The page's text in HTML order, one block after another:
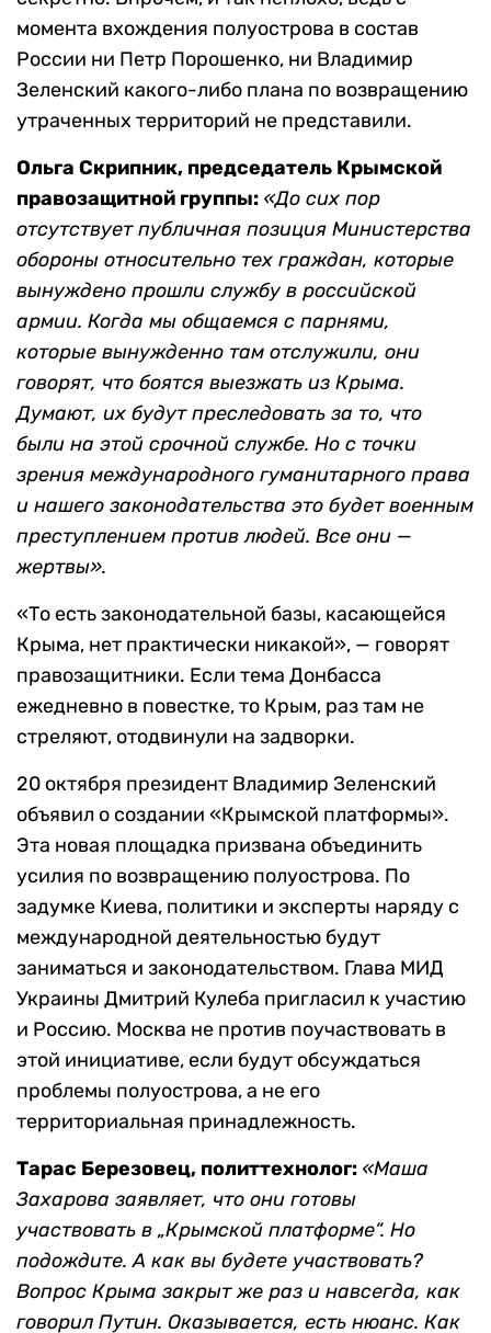
момента вхождения полуострова в состав
России ни Петр Порошенко, ни Владимир
Зеленский какого-либо плана по возвращению
утраченных территорий не представили.
Ольга Скрипник, председатель Крымской
правозащитной группы: «До сих пор
отсутствует публичная позиция Министерства
обороны относительно тех граждан, которые
вынуждено прошли службу в российской
армии. Когда мы общаемся с парнями,
которые вынужденно там отслужили, они
говорят, что боятся выезжать из Крыма.
Думают, их будут преследовать за то, что
были на этой срочной службе. Но с точки
зрения международного гуманитарного права
и нашего законодательства это будет военным
преступлением против людей. Все они —
жертвы».
«То есть законодательной базы, касающейся
Крыма, нет практически никакой», — говорят
правозащитники. Если тема Донбасса
ежедневно в повестке, то Крым, раз там не
стреляют, отодвинули на задворки.
20 октября президент Владимир Зеленский
объявил о создании «Крымской платформы».
Эта новая площадка призвана объединить
усилия по возвращению полуострова. По
задумке Киева, политики и эксперты наряду с
международной деятельностью будут
заниматься и законодательством. Глава МИД
Украины Дмитрий Кулеба пригласил к участию
и Россию. Москва не против поучаствовать в
этой инициативе, если будут обсуждаться
проблемы полуострова, а не его
территориальная принадлежность.
Тарас Березовец, политтехнолог: «Маша
Захарова заявляет, что они готовы
участвовать в „Крымской платформе“. Но
подождите. А как вы будете участвовать?
Вопрос Крыма закрыт же раз и навсегда, как
говорил Путин. Оказывается, есть нюанс. Как